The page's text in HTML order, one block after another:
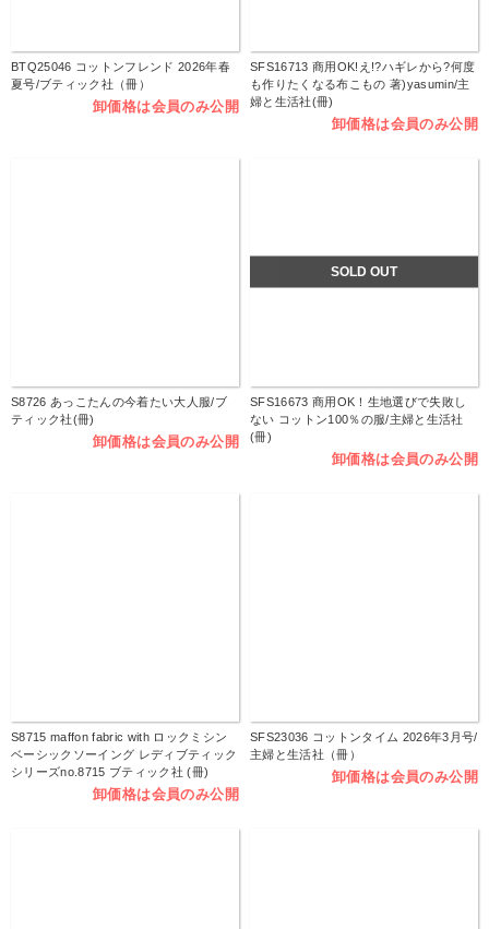
BTQ25046 コットンフレンド 2026年春
夏号/ブティック社（冊）
卸価格は会員のみ公開
SFS16713 商用OK!え!?ハギレから?何度
も作りたくなる布こもの 著)yasumin/主
婦と生活社(冊)
卸価格は会員のみ公開
S8726 あっこたんの今着たい大人服/ブ
ティック社(冊)
卸価格は会員のみ公開
SOLD OUT
SFS16673 商用OK！生地選びで失敗し
ない コットン100％の服/主婦と生活社
(冊)
卸価格は会員のみ公開
S8715 maffon fabric with ロックミシン
ベーシックソーイング レディブティック
シリーズno.8715 ブティック社 (冊)
卸価格は会員のみ公開
SFS23036 コットンタイム 2026年3月号/
主婦と生活社（冊）
卸価格は会員のみ公開